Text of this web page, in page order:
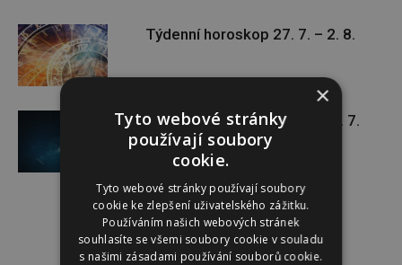
Týdenní horoskop 27. 7. – 2. 8.
Týdenní horoskop 20. 7. – 26. 7.
×
Tyto webové stránky
používají soubory
cookie.
Tyto webové stránky používají soubory
cookie ke zlepšení uživatelského zážitku.
Používáním našich webových stránek
souhlasíte se všemi soubory cookie v souladu
s našimi zásadami používání souborů cookie.